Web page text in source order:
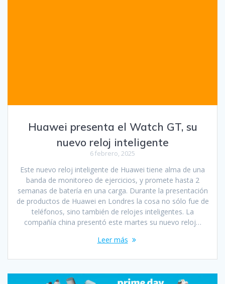
Huawei presenta el Watch GT, su
nuevo reloj inteligente
6 febrero, 2025
Este nuevo reloj inteligente de Huawei tiene alma de una
banda de monitoreo de ejercicios, y promete hasta 2
semanas de batería en una carga. Durante la presentación
de productos de Huawei en Londres la cosa no sólo fue de
teléfonos, sino también de relojes inteligentes. La
compañía china presentó este martes su nuevo reloj…
Leer más